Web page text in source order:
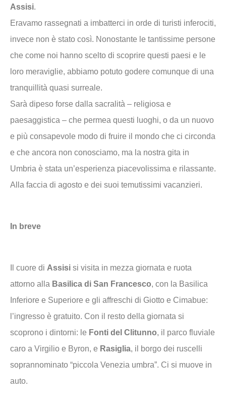
Assisi.
Eravamo rassegnati a imbatterci in orde di turisti inferociti,
invece non è stato così. Nonostante le tantissime persone
che come noi hanno scelto di scoprire questi paesi e le
loro meraviglie, abbiamo potuto godere comunque di una
tranquillità quasi surreale.
Sarà dipeso forse dalla sacralità – religiosa e
paesaggistica – che permea questi luoghi, o da un nuovo
e più consapevole modo di fruire il mondo che ci circonda
e che ancora non conosciamo, ma la nostra gita in
Umbria è stata un’esperienza piacevolissima e rilassante.
Alla faccia di agosto e dei suoi temutissimi vacanzieri.
In breve
Il cuore di Assisi si visita in mezza giornata e ruota
attorno alla Basilica di San Francesco, con la Basilica
Inferiore e Superiore e gli affreschi di Giotto e Cimabue:
l’ingresso è gratuito. Con il resto della giornata si
scoprono i dintorni: le Fonti del Clitunno, il parco fluviale
caro a Virgilio e Byron, e Rasiglia, il borgo dei ruscelli
soprannominato “piccola Venezia umbra”. Ci si muove in
auto.